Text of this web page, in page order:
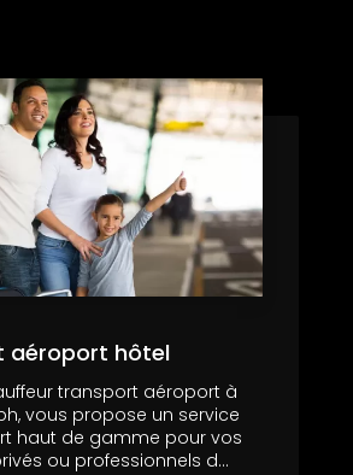
aéroport hôtel
transport aéroport à
vous propose un service
haut de gamme pour vos
ou professionnels d...